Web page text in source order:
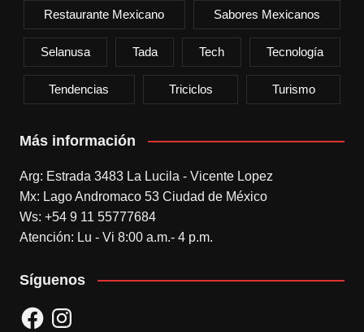
Restaurante Mexicano Sabores Mexicanos
Selanusa Tada Tech Tecnología
Tendencias Triciclos Turismo
Más información
Arg: Estrada 3483 La Lucila - Vicente Lopez
Mx: Lago Andromaco 53 Ciudad de México
Ws: +54 9 11 55777684
Atención: Lu - Vi 8:00 a.m.- 4 p.m.
Síguenos
FacebookInstagram